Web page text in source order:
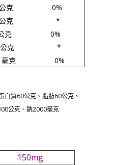
克 0%
公克 *
公克 0%
公克 *
毫克 0%
白質60公克、脂肪60公克、
公克、鈉2000毫克
150mg